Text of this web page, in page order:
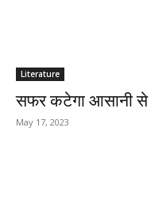
Literature
सफर कटेगा आसानी से
May 17, 2023